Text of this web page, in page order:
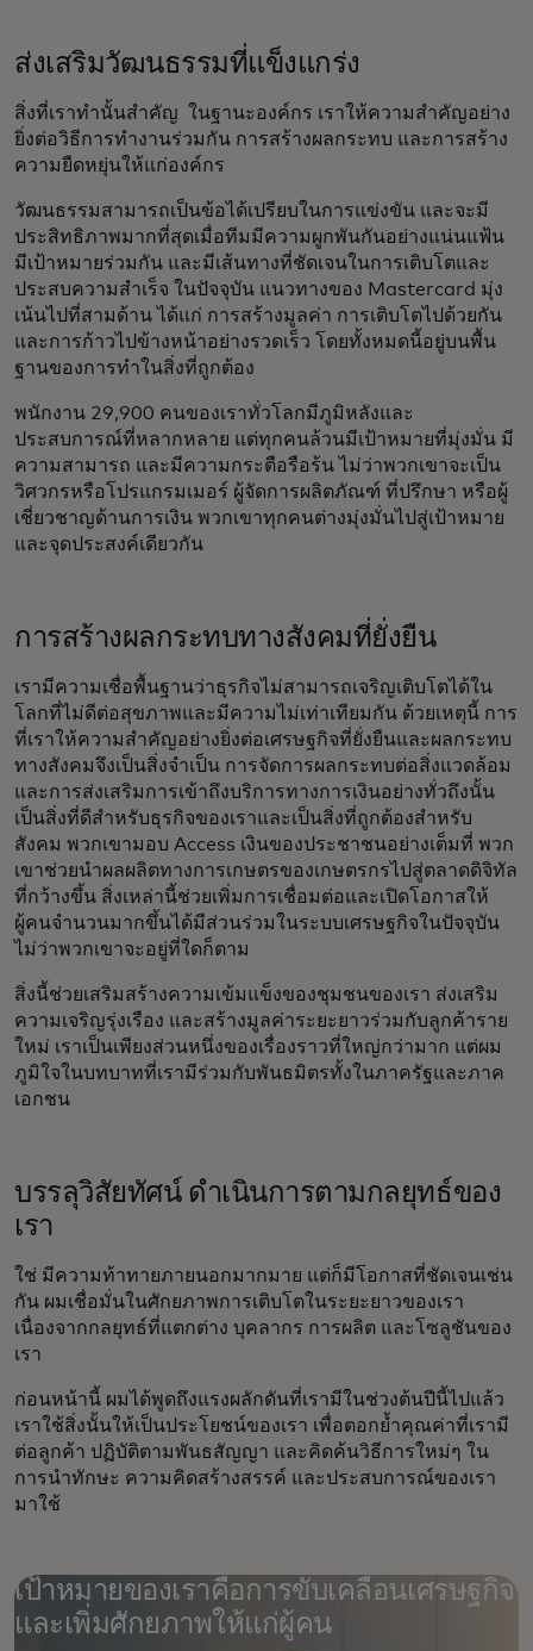
ส่งเสริมวัฒนธรรมที่แข็งแกร่ง
สิ่งที่เราทำนั้นสำคัญ ในฐานะองค์กร เราให้ความสำคัญอย่าง
ยิ่งต่อวิธีการทำงานร่วมกัน การสร้างผลกระทบ และการสร้าง
ความยืดหยุ่นให้แก่องค์กร
วัฒนธรรมสามารถเป็นข้อได้เปรียบในการแข่งขัน และจะมี
ประสิทธิภาพมากที่สุดเมื่อทีมมีความผูกพันกันอย่างแน่นแฟ้น
มีเป้าหมายร่วมกัน และมีเส้นทางที่ชัดเจนในการเติบโตและ
ประสบความสำเร็จ ในปัจจุบัน แนวทางของ Mastercard มุ่ง
เน้นไปที่สามด้าน ได้แก่ การสร้างมูลค่า การเติบโตไปด้วยกัน
และการก้าวไปข้างหน้าอย่างรวดเร็ว โดยทั้งหมดนี้อยู่บนพื้น
ฐานของการทำในสิ่งที่ถูกต้อง
พนักงาน 29,900 คนของเราทั่วโลกมีภูมิหลังและ
ประสบการณ์ที่หลากหลาย แต่ทุกคนล้วนมีเป้าหมายที่มุ่งมั่น มี
ความสามารถ และมีความกระตือรือร้น ไม่ว่าพวกเขาจะเป็น
วิศวกรหรือโปรแกรมเมอร์ ผู้จัดการผลิตภัณฑ์ ที่ปรึกษา หรือผู้
เชี่ยวชาญด้านการเงิน พวกเขาทุกคนต่างมุ่งมั่นไปสู่เป้าหมาย
และจุดประสงค์เดียวกัน
การสร้างผลกระทบทางสังคมที่ยั่งยืน
เรามีความเชื่อพื้นฐานว่าธุรกิจไม่สามารถเจริญเติบโตได้ใน
โลกที่ไม่ดีต่อสุขภาพและมีความไม่เท่าเทียมกัน ด้วยเหตุนี้ การ
ที่เราให้ความสำคัญอย่างยิ่งต่อเศรษฐกิจที่ยั่งยืนและผลกระทบ
ทางสังคมจึงเป็นสิ่งจำเป็น การจัดการผลกระทบต่อสิ่งแวดล้อม
และการส่งเสริมการเข้าถึงบริการทางการเงินอย่างทั่วถึงนั้น
เป็นสิ่งที่ดีสำหรับธุรกิจของเราและเป็นสิ่งที่ถูกต้องสำหรับ
สังคม พวกเขามอบ Access เงินของประชาชนอย่างเต็มที่ พวก
เขาช่วยนำผลผลิตทางการเกษตรของเกษตรกรไปสู่ตลาดดิจิทัล
ที่กว้างขึ้น สิ่งเหล่านี้ช่วยเพิ่มการเชื่อมต่อและเปิดโอกาสให้
ผู้คนจำนวนมากขึ้นได้มีส่วนร่วมในระบบเศรษฐกิจในปัจจุบัน
ไม่ว่าพวกเขาจะอยู่ที่ใดก็ตาม
สิ่งนี้ช่วยเสริมสร้างความเข้มแข็งของชุมชนของเรา ส่งเสริม
ความเจริญรุ่งเรือง และสร้างมูลค่าระยะยาวร่วมกับลูกค้าราย
ใหม่ เราเป็นเพียงส่วนหนึ่งของเรื่องราวที่ใหญ่กว่ามาก แต่ผม
ภูมิใจในบทบาทที่เรามีร่วมกับพันธมิตรทั้งในภาครัฐและภาค
เอกชน
บรรลุวิสัยทัศน์ ดำเนินการตามกลยุทธ์ของ
เรา
ใช่ มีความท้าทายภายนอกมากมาย แต่ก็มีโอกาสที่ชัดเจนเช่น
กัน ผมเชื่อมั่นในศักยภาพการเติบโตในระยะยาวของเรา
เนื่องจากกลยุทธ์ที่แตกต่าง บุคลากร การผลิต และโซลูชันของ
เรา
ก่อนหน้านี้ ผมได้พูดถึงแรงผลักดันที่เรามีในช่วงต้นปีนี้ไปแล้ว
เราใช้สิ่งนั้นให้เป็นประโยชน์ของเรา เพื่อตอกย้ำคุณค่าที่เรามี
ต่อลูกค้า ปฏิบัติตามพันธสัญญา และคิดค้นวิธีการใหม่ๆ ใน
การนำทักษะ ความคิดสร้างสรรค์ และประสบการณ์ของเรา
มาใช้
เป้าหมายของเราคือการขับเคลื่อนเศรษฐกิจ
และเพิ่มศักยภาพให้แก่ผู้คน